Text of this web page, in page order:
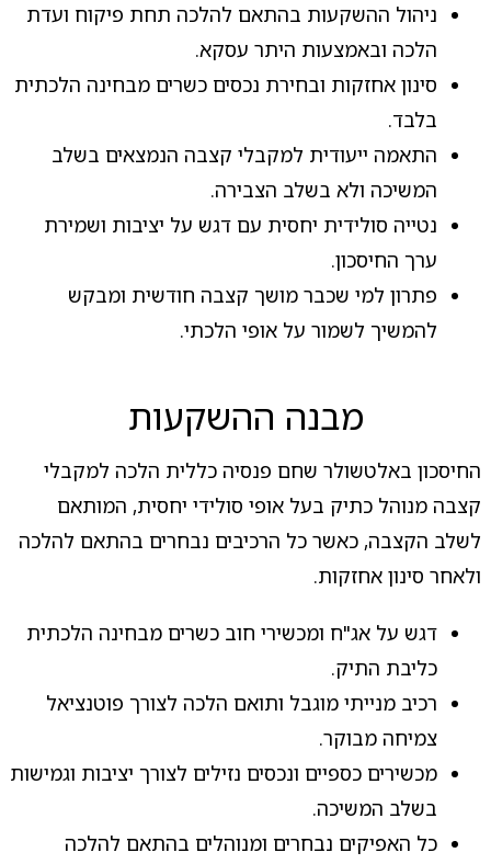
ניהול ההשקעות בהתאם להלכה תחת פיקוח ועדת
הלכה ובאמצעות היתר עסקא.
סינון אחזקות ובחירת נכסים כשרים מבחינה הלכתית
בלבד.
התאמה ייעודית למקבלי קצבה הנמצאים בשלב
המשיכה ולא בשלב הצבירה.
נטייה סולידית יחסית עם דגש על יציבות ושמירת
ערך החיסכון.
פתרון למי שכבר מושך קצבה חודשית ומבקש
להמשיך לשמור על אופי הלכתי.
מבנה ההשקעות
החיסכון באלטשולר שחם פנסיה כללית הלכה למקבלי
קצבה מנוהל כתיק בעל אופי סולידי יחסית, המותאם
לשלב הקצבה, כאשר כל הרכיבים נבחרים בהתאם להלכה
ולאחר סינון אחזקות.
דגש על אג"ח ומכשירי חוב כשרים מבחינה הלכתית
כליבת התיק.
רכיב מנייתי מוגבל ותואם הלכה לצורך פוטנציאל
צמיחה מבוקר.
מכשירים כספיים ונכסים נזילים לצורך יציבות וגמישות
בשלב המשיכה.
כל האפיקים נבחרים ומנוהלים בהתאם להלכה